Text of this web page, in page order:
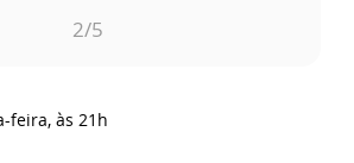
2/5
feira, às 21h